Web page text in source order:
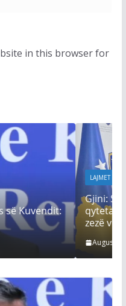
in this browser for
e shohin me dhimbje
tanë, Kurti po ia qet